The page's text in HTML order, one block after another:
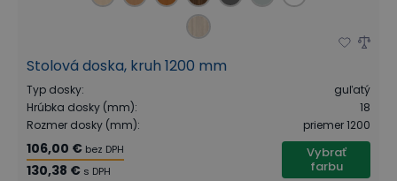
Stolová doska, kruh 1200 mm
Typ dosky:
guľatý
Hrúbka dosky (mm):
18
Rozmer dosky (mm): priemer 1200
106,00 € bez DPH
130,38 € s DPH
Vybrať
farbu